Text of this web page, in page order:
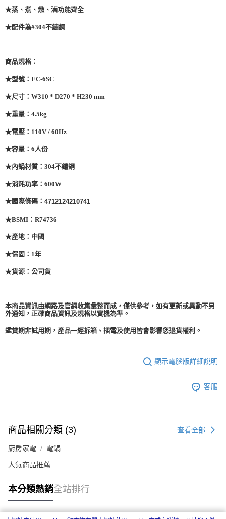
恩沛科技股份有限公司將有權停止該用戶之使用額度並採取法律行動。
★蒸、煮、燉、滷功能齊全
★配件為#304不鏽鋼
商品規格：
★型號：EC-6SC
★尺寸：W310 * D270 * H230 mm
★重量：4.5kg
★電壓：110V / 60Hz
★容量：6人份
★內鍋材質：304不鏽鋼
★消耗功率：600W
★國際條碼 ： 4712124210741
★BSMI：R74736
★產地：中國
★保固：1年
★貨源：公司貨
本商品資訊由網路及官網收集彙整而成，僅供參考，如有更新或異動不另
外通知，正確商品資訊及規格以實機為準。
鑑賞期非試用期，產品一經拆箱、插電及使用皆會影響您退貨權利。
顯示電腦版詳細說明
客服
商品相關分類 (3) 查看全部
廚房家電 電鍋
人氣商品推薦
本分類熱銷全站排行